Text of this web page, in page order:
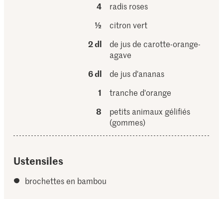
4
radis roses
½
citron vert
2 dl
de jus de carotte-orange-
agave
6 dl
de jus d'ananas
1
tranche d'orange
8
petits animaux gélifiés
(gommes)
Ustensiles
brochettes en bambou